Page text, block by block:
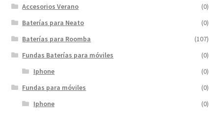
Accesorios Verano
(0)
Baterías para Neato
(0)
Baterías para Roomba
(107)
Fundas Baterías para móviles
(0)
Iphone
(0)
Fundas para móviles
(0)
Iphone
(0)